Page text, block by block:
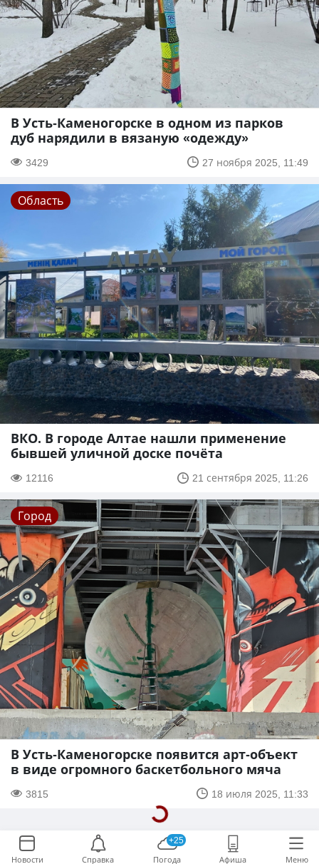
В Усть-Каменогорске в одном из парков
дуб нарядили в вязаную «одежду»
3429 27 ноября 2025, 11:49
Область
ВКО. В городе Алтае нашли применение
бывшей уличной доске почёта
12116 21 сентября 2025, 11:26
Город
В Усть-Каменогорске появится арт-объект
в виде огромного баскетбольного мяча
3815 18 июля 2025, 11:33
Новости Справка
+25
Погода Афиша Меню